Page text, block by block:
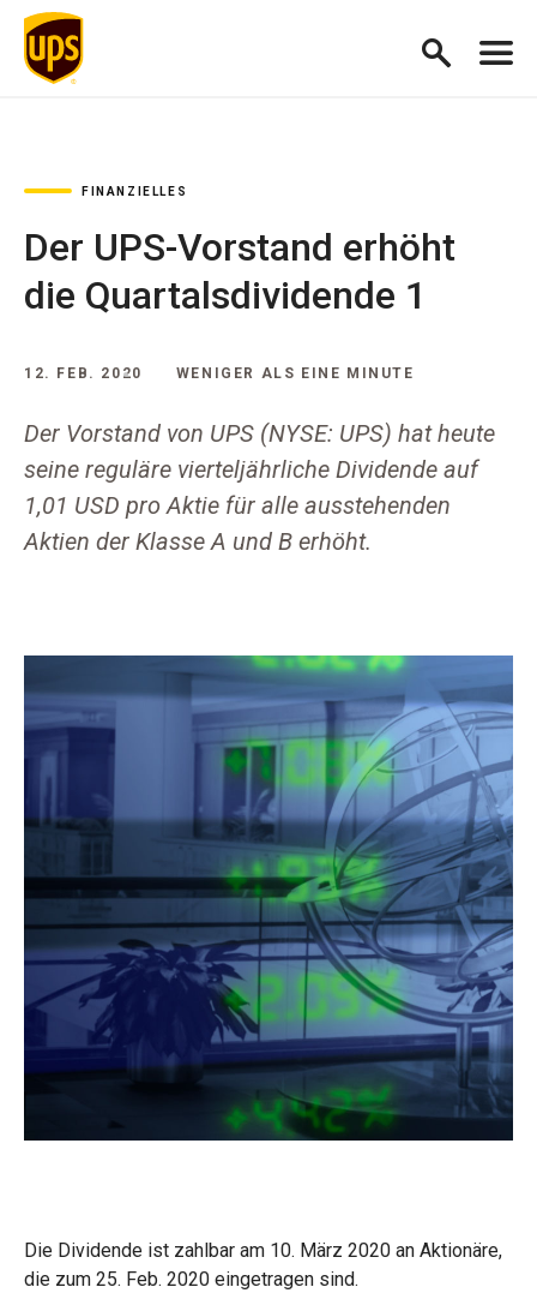
FINANZIELLES
Der UPS-Vorstand erhöht
die Quartalsdividende 1
12. FEB. 2020 WENIGER ALS EINE MINUTE
Der Vorstand von UPS (NYSE: UPS) hat heute
seine reguläre vierteljährliche Dividende auf
1,01 USD pro Aktie für alle ausstehenden
Aktien der Klasse A und B erhöht.
Die Dividende ist zahlbar am 10. März 2020 an Aktionäre,
die zum 25. Feb. 2020 eingetragen sind.